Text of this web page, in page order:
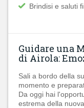
Brindisi e saluti
Guidare una
di Airola:
Sali a bordo della
momento e
Da oggi hai
estrema della nuova